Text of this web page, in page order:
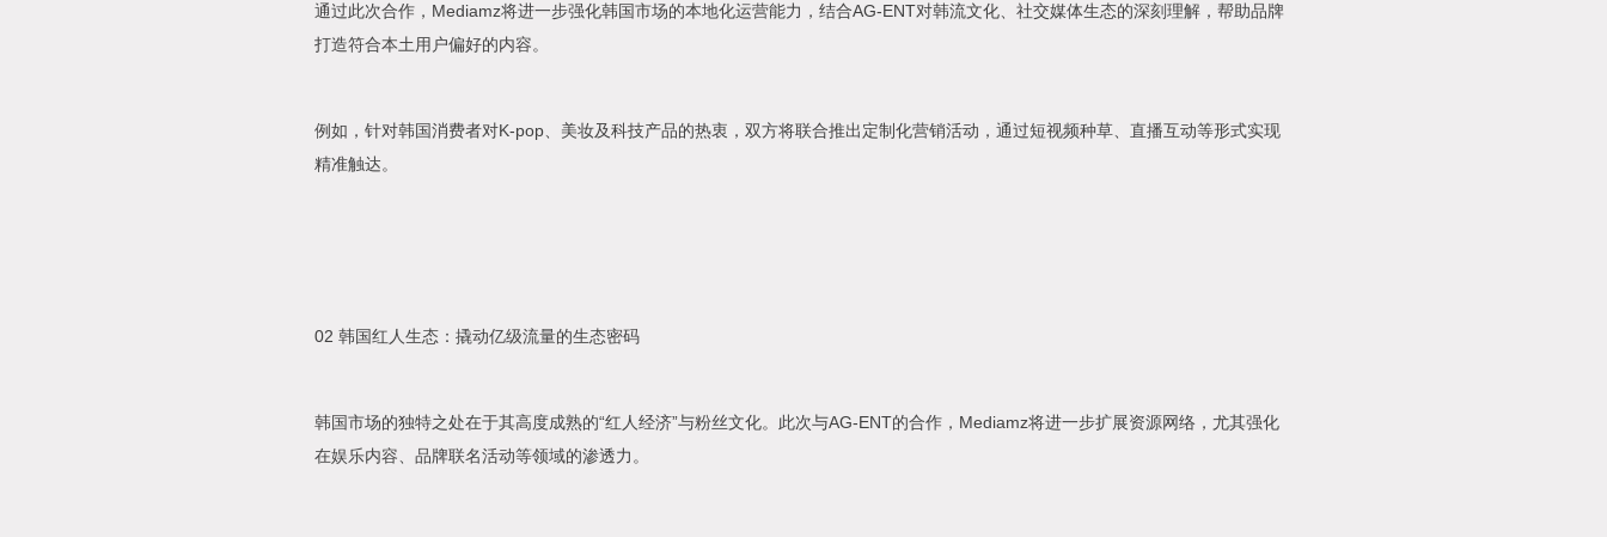
通过此次合作，Mediamz将进一步强化韩国市场的本地化运营能力，结合AG-ENT对韩流文化、社交媒体生态的深刻理解，帮助品牌
打造符合本土用户偏好的内容。
例如，针对韩国消费者对K-pop、美妆及科技产品的热衷，双方将联合推出定制化营销活动，通过短视频种草、直播互动等形式实现
精准触达。
02 韩国红人生态：撬动亿级流量的生态密码
韩国市场的独特之处在于其高度成熟的“红人经济”与粉丝文化。此次与AG-ENT的合作，Mediamz将进一步扩展资源网络，尤其强化
在娱乐内容、品牌联名活动等领域的渗透力。